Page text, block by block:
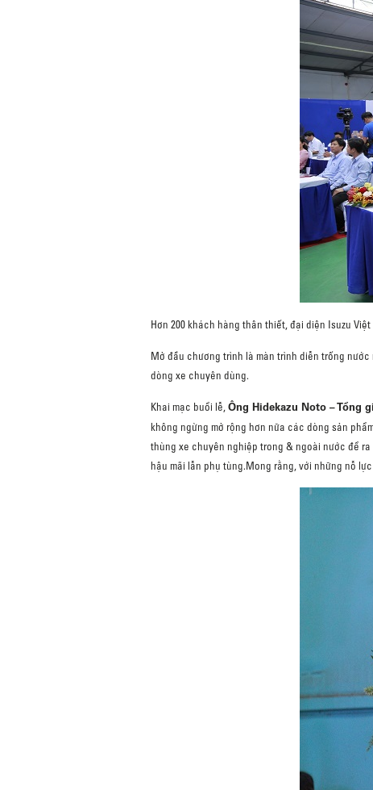
Hơn 200 khách hàng thân thiết, đại diện Isuzu
Mở đầu chương trình là màn trình diễn trống
dòng xe chuyên dùng.
Khai mạc buổi lễ, Ông Hidekazu Noto – Tổng
không ngừng mở rộng hơn nữa các dòng sản
thùng xe chuyên nghiệp trong & ngoài nước để
hậu mãi lẫn phụ tùng.Mong rằng, với những nỗ